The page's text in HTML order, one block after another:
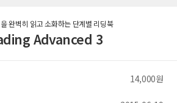
완벽히 읽고 소화하는 단계별 리딩북
Advanced 3
14,000원